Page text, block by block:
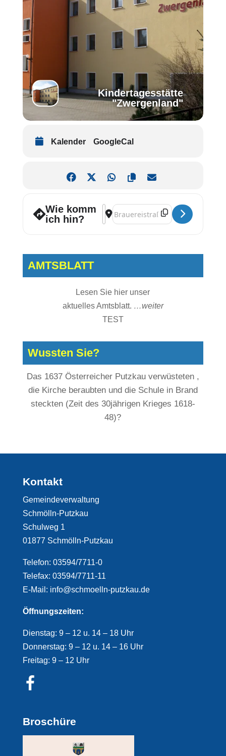
Kindertagesstätte
"Zwergenland"
Kalender GoogleCal
Wie komm
ich hin?
Address - Kleiderbörse [ERWBDBFpt]
Destination Address - Kleiderbörse
AMTSBLATT
Lesen Sie hier unser
aktuelles Amtsblatt. …weiter
TEST
Wussten Sie?
Das 1637 Österreicher Putzkau verwüsteten ,
die Kirche beraubten und die Schule in Brand
steckten (Zeit des 30jährigen Krieges 1618-
48)?
Kontakt
Gemeindeverwaltung
Schmölln-Putzkau
Schulweg 1
01877 Schmölln-Putzkau
Telefon: 03594/7711-0
Telefax: 03594/7711-11
E-Mail: info@schmoelln-putzkau.de
Öffnungszeiten:
Dienstag: 9 – 12 u. 14 – 18 Uhr
Donnerstag: 9 – 12 u. 14 – 16 Uhr
Freitag: 9 – 12 Uhr
Broschüre